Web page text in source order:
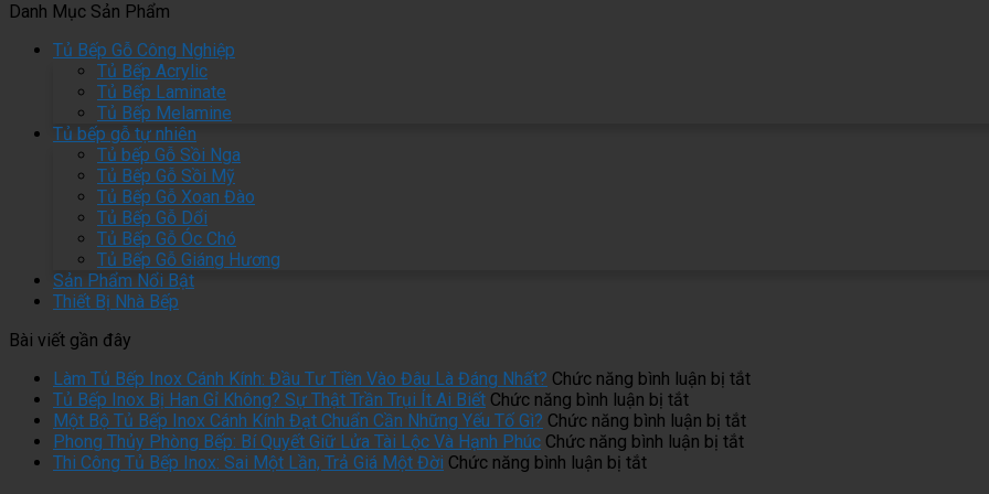
Danh Mục Sản Phẩm
Tủ Bếp Gỗ Công Nghiệp
Tủ Bếp Acrylic
Tủ Bếp Laminate
Tủ Bếp Melamine
Tủ bếp gỗ tự nhiên
Tủ bếp Gỗ Sồi Nga
Tủ Bếp Gỗ Sồi Mỹ
Tủ Bếp Gỗ Xoan Đào
Tủ Bếp Gỗ Dổi
Tủ Bếp Gỗ Óc Chó
Tủ Bếp Gỗ Giáng Hương
Sản Phẩm Nổi Bật
Thiết Bị Nhà Bếp
Bài viết gần đây
Làm Tủ Bếp Inox Cánh Kính: Đầu Tư Tiền Vào Đâu Là Đáng Nhất? Chức năng bình luận bị tắtở
Tủ Bếp Inox Bị Han Gỉ Không? Sự Thật Trần Trụi Ít Ai Biết Chức năng bình luận bị tắtở
Tủ
Bếp
Một Bộ Tủ Bếp Inox Cánh Kính Đạt Chuẩn Cần Những Yếu Tố Gì? Chức năng bình luận bị tắtở
Phong Thủy Phòng Bếp: Bí Quyết Giữ Lửa Tài Lộc Và Hạnh Phúc Chức năng bình luận bị tắtở
Thi Công Tủ Bếp Inox: Sai Một Lần, Trả Giá Một Đời Chức năng bình luận bị tắtở